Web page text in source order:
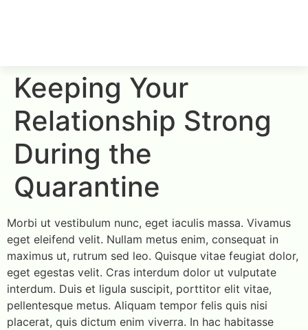
Keeping Your
Relationship Strong
During the
Quarantine
Morbi ut vestibulum nunc, eget iaculis massa. Vivamus
eget eleifend velit. Nullam metus enim, consequat in
maximus ut, rutrum sed leo. Quisque vitae feugiat dolor,
eget egestas velit. Cras interdum dolor ut vulputate
interdum. Duis et ligula suscipit, porttitor elit vitae,
pellentesque metus. Aliquam tempor felis quis nisi
placerat, quis dictum enim viverra. In hac habitasse